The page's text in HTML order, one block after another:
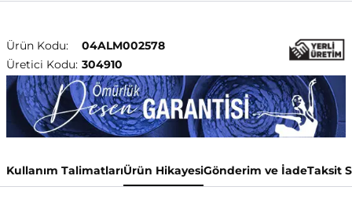
Ürün Kodu:
04ALM002578
Üretici Kodu: 304910
Kullanım TalimatlarıÜrün HikayesiGönderim ve İadeTaksit